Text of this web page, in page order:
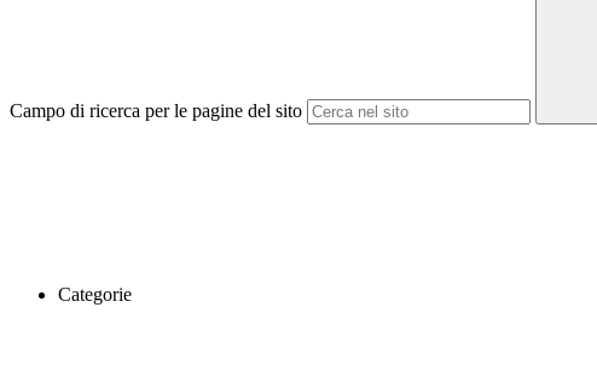
Campo di ricerca per le pagine del sito
Categorie